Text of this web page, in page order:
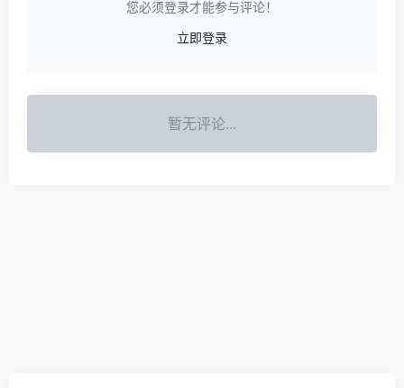
您必须登录才能参与评论！
立即登录
暂无评论...